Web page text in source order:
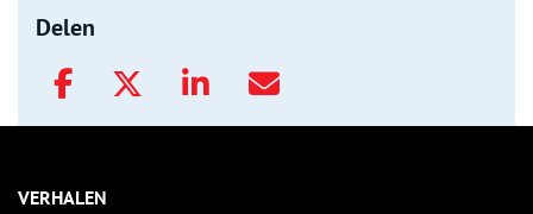
Delen
VERHALEN